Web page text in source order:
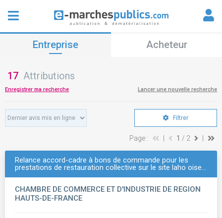
Entreprise Acheteur
17 Attributions
Enregistrer ma recherche Lancer une nouvelle recherche
Filtrer
Page : 1 / 2
Relance accord-cadre à bons de commande pour les
prestations de restauration collective sur le site laho oise…
CHAMBRE DE COMMERCE ET D'INDUSTRIE DE REGION
HAUTS-DE-FRANCE